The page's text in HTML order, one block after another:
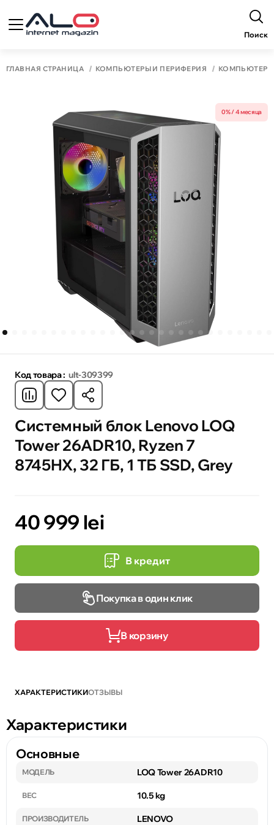
Поиск
ГЛАВНАЯ СТРАНИЦА КОМПЬЮТЕРЫ И ПЕРИФЕРИЯ КОМПЬЮТЕРЫ
0% / 4 месяца
Код товара : ult-309399
Системный блок Lenovo LOQ
Tower 26ADR10, Ryzen 7
8745HX, 32 ГБ, 1 ТБ SSD, Grey
40 999 lei
В кредит
Покупка в один клик
В корзину
ХАРАКТЕРИСТИКИОТЗЫВЫ
Характеристики
Основные
МОДЕЛЬ LOQ Tower 26ADR10
ВЕС 10.5 kg
ПРОИЗВОДИТЕЛЬ LENOVO